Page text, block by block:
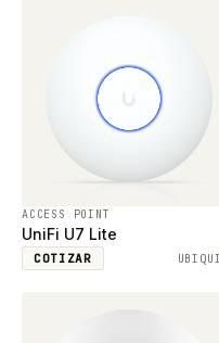
ACCESS POINT
UniFi U7 Lite
COTIZAR